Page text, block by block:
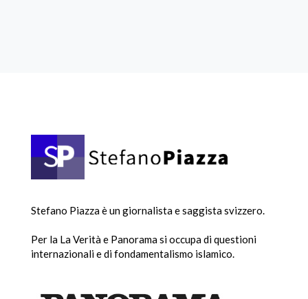
Stefano Piazza è un giornalista e saggista svizzero.
Per la La Verità e Panorama si occupa di questioni
internazionali e di fondamentalismo islamico.